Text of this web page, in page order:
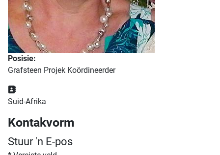
Posisie:
Grafsteen Projek Koördineerder
Adres:
Suid-Afrika
Kontakvorm
Stuur 'n E-pos